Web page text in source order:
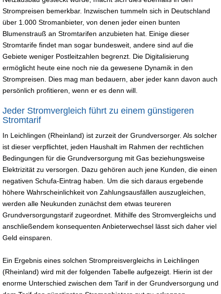
Strompreisen bemerkbar. Inzwischen tummeln sich in Deutschland
über 1.000 Stromanbieter, von denen jeder einen bunten
Blumenstrauß an Stromtarifen anzubieten hat. Einige dieser
Stromtarife findet man sogar bundesweit, andere sind auf die
Gebiete weniger Postleitzahlen begrenzt. Die Digitalisierung
ermöglicht heute eine noch nie da gewesene Dynamik in den
Strompreisen. Dies mag man bedauern, aber jeder kann davon auch
persönlich profitieren, wenn er es denn will.
Jeder Stromvergleich führt zu einem günstigeren
Stromtarif
In Leichlingen (Rheinland) ist zurzeit der Grundversorger. Als solcher
ist dieser verpflichtet, jeden Haushalt im Rahmen der rechtlichen
Bedingungen für die Grundversorgung mit Gas beziehungsweise
Elektrizität zu versorgen. Dazu gehören auch jene Kunden, die einen
negativen Schufa-Eintrag haben. Um die sich daraus ergebende
höhere Wahrscheinlichkeit von Zahlungsausfällen auszugleichen,
werden alle Neukunden zunächst dem etwas teureren
Grundversorgungstarif zugeordnet. Mithilfe des Stromvergleichs und
anschließendem konsequenten Anbieterwechsel lässt sich daher viel
Geld einsparen.
Ein Ergebnis eines solchen Strompreisvergleichs in Leichlingen
(Rheinland) wird mit der folgenden Tabelle aufgezeigt. Hierin ist der
enorme Unterschied zwischen dem Tarif in der Grundversorgung und